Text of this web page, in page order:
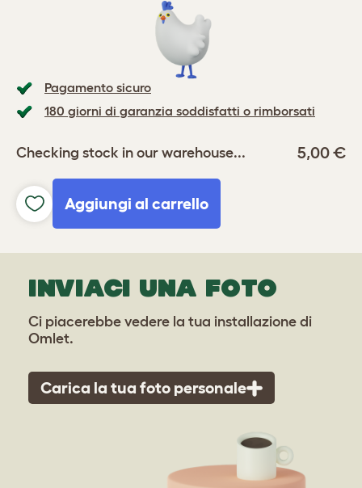
Pagamento sicuro
180 giorni di garanzia soddisfatti o rimborsati
Checking stock in our warehouse... 5,00 €
Aggiungi al carrello
INVIACI UNA FOTO
Ci piacerebbe vedere la tua installazione di
Omlet.
Carica la tua foto personale